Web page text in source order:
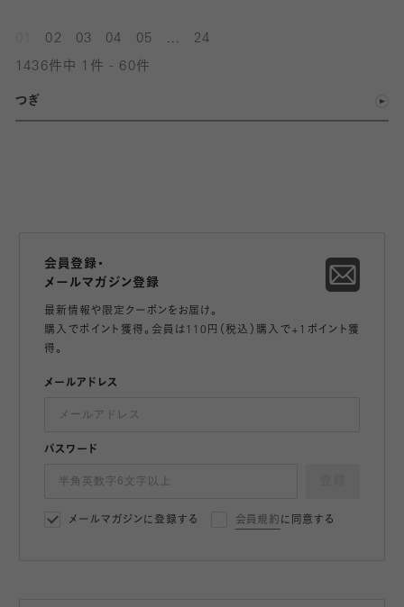
02 03 04 05 24
1436件中 1件 - 60件
つぎ
会員登録・
メールマガジン登録
最新情報や限定クーポンをお届け。
購入でポイント獲得。会員は110円（税込）購入で+1ポイント獲
得。
メールアドレス
パスワード
メールマガジンに登録する 会員規約 に同意する